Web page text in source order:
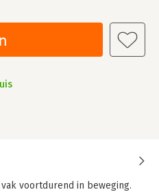
voortdurend in beweging.